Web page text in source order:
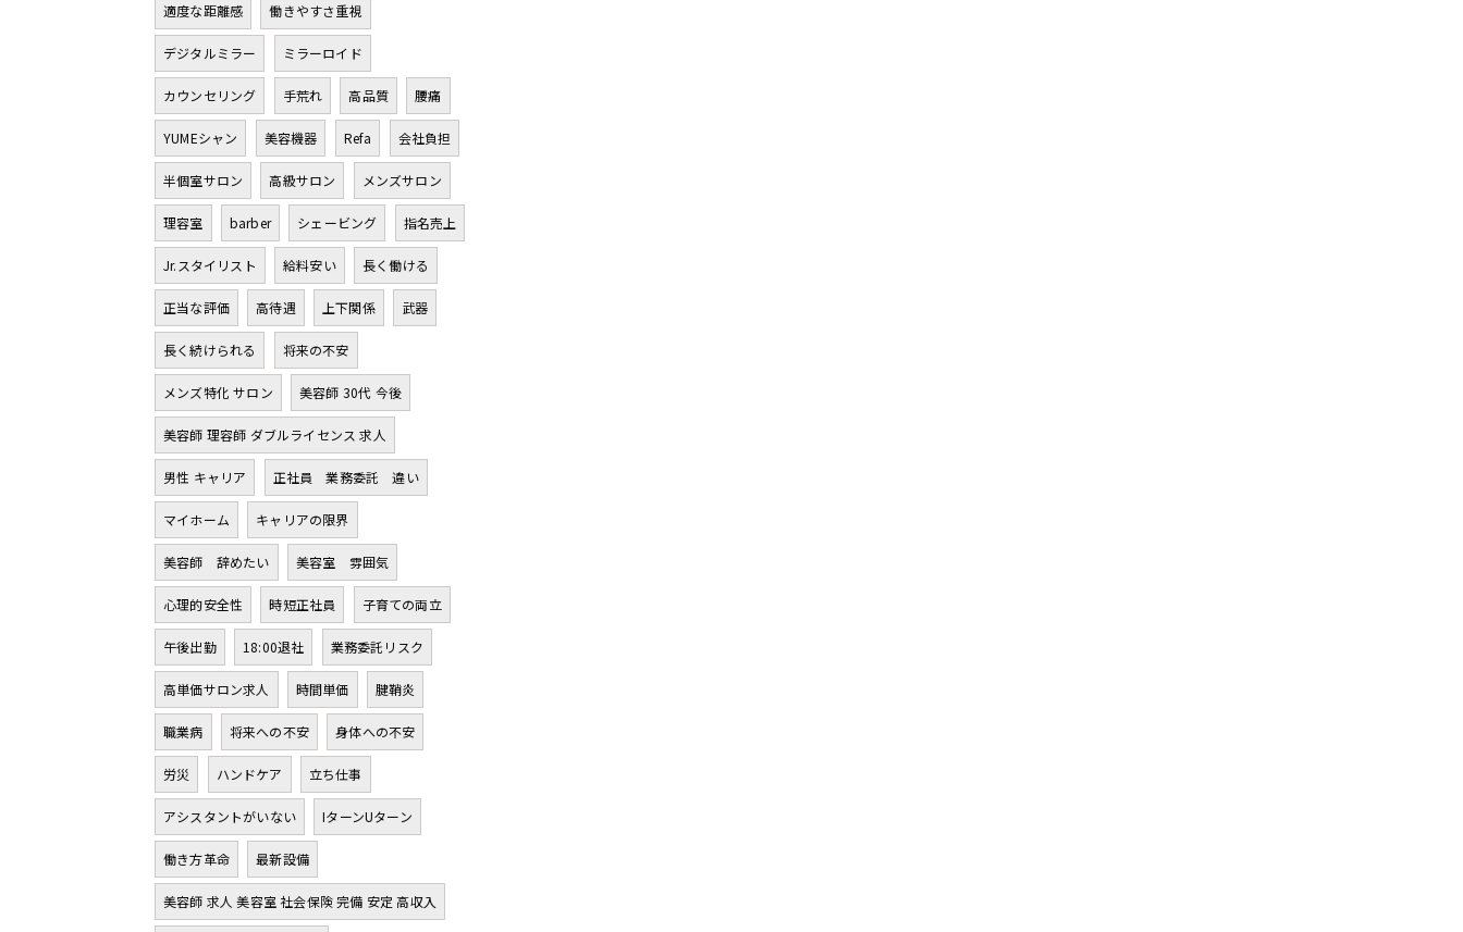
適度な距離感 働きやすさ重視
デジタルミラー ミラーロイド
カウンセリング 手荒れ 高品質 腰痛
YUMEシャン 美容機器 Refa 会社負担
半個室サロン 高級サロン メンズサロン
理容室 barber シェービング 指名売上
Jr.スタイリスト 給料安い 長く働ける
正当な評価 高待遇 上下関係 武器
長く続けられる 将来の不安
メンズ特化 サロン 美容師 30代 今後
美容師 理容師 ダブルライセンス 求人
男性 キャリア 正社員 業務委託 違い
マイホーム キャリアの限界
美容師 辞めたい 美容室 雰囲気
心理的安全性 時短正社員 子育ての両立
午後出勤 18:00退社 業務委託リスク
高単価サロン求人 時間単価 腱鞘炎
職業病 将来への不安 身体への不安
労災 ハンドケア 立ち仕事
アシスタントがいない IターンUターン
働き方革命 最新設備
美容師 求人 美容室 社会保険 完備 安定 高収入